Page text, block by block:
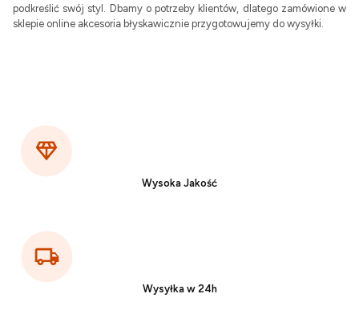
podkreślić swój styl. Dbamy o potrzeby klientów, dlatego zamówione w
sklepie online akcesoria błyskawicznie przygotowujemy do wysyłki.
Wysoka Jakość
Wysyłka w 24h